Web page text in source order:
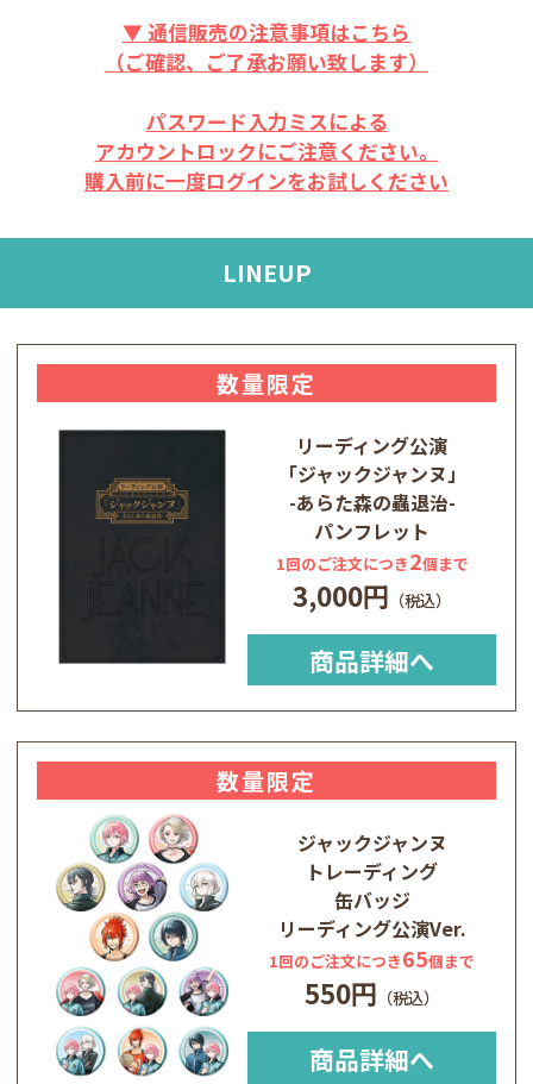
▼ 通信販売の注意事項はこちら
（ご確認、ご了承お願い致します）
パスワード入力ミスによる
アカウントロックにご注意ください。
購入前に一度ログインをお試しください
LINEUP
数量限定
リーディング公演
「ジャックジャンヌ」
-あらた森の蟲退治-
パンフレット
1回のご注文につき2個まで
3,000円
商品詳細へ
数量限定
ジャックジャンヌ
トレーディング
缶バッジ
リーディング公演Ver.
1回のご注文につき65個まで
550円
商品詳細へ